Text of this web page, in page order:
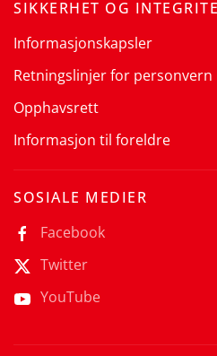
SIKKERHET OG
Informasjonskapsler
Retningslinjer for personvern
Opphavsrett
Informasjon til foreldre
SOSIALE MEDIER
Facebook
Twitter
YouTube